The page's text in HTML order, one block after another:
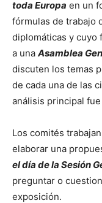
toda Europa en un
fórmulas de trabajo
diplomáticas y cuyo
a una Asamblea
discuten los temas
de cada una de las
análisis principal
Los comités
elaborar una
el día de la Sesión
preguntar o
exposición.